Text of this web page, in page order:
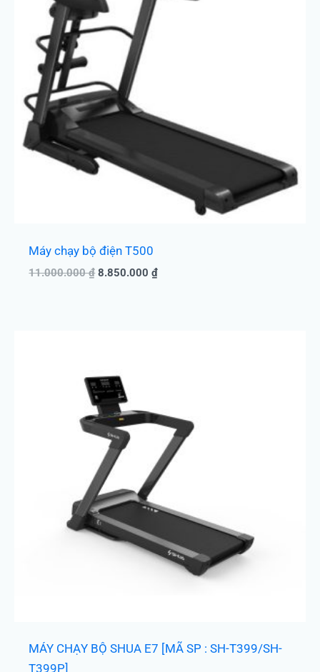
Máy chạy bộ điện T500
11.000.000₫ 8.850.000₫
MÁY CHẠY BỘ SHUA E7 [MÃ SP : SH-T399/SH-
T399P]